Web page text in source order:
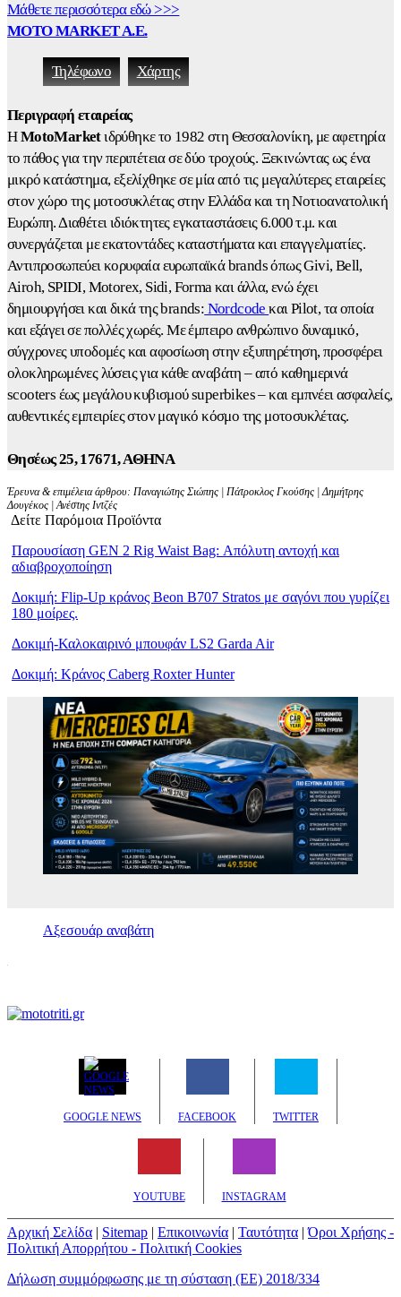
Μάθετε περισσότερα εδώ >>>
MOTO MARKET A.E.
Τηλέφωνο Χάρτης
Περιγραφή εταιρείας
ΗMotoMarketιδρύθηκε το 1982 στη Θεσσαλονίκη, με αφετηρία
το πάθος για την περιπέτεια σε δύο τροχούς. Ξεκινώντας ως ένα
μικρό κατάστημα, εξελίχθηκε σε μία από τις μεγαλύτερες εταιρείες
στον χώρο της μοτοσυκλέτας στην Ελλάδα και τη Νοτιοανατολική
Ευρώπη. Διαθέτει ιδιόκτητες εγκαταστάσεις 6.000 τ.μ. και
συνεργάζεται με εκατοντάδες καταστήματα και επαγγελματίες.
Αντιπροσωπεύει κορυφαία ευρωπαϊκά brands όπως Givi, Bell,
Airoh, SPIDI, Motorex, Sidi, Forma και άλλα, ενώ έχει
δημιουργήσει και δικά της brands: Nordcodeκαι Pilot, τα οποία
και εξάγει σε πολλές χωρές. Με έμπειρο ανθρώπινο δυναμικό,
σύγχρονες υποδομές και αφοσίωση στην εξυπηρέτηση, προσφέρει
ολοκληρωμένες λύσεις για κάθε αναβάτη – από καθημερινά
scooters έως μεγάλου κυβισμού superbikes – και εμπνέει ασφαλείς,
αυθεντικές εμπειρίες στον μαγικό κόσμο της μοτοσυκλέτας.
Θησέως 25, 17671, ΑΘΗΝΑ
Έρευνα & επιμέλεια άρθρου: Παναγιώτης Σιώπης | Πάτροκλος Γκούσης | Δημήτρης
Δουγέκος | Ανέστης Ιντζές
Δείτε Παρόμοια Προϊόντα
Παρουσίαση GEN 2 Rig Waist Bag: Απόλυτη αντοχή και
αδιαβροχοποίηση
Δοκιμή: Flip-Up κράνος Beon B707 Stratos με σαγόνι που γυρίζει
180 μοίρες.
Δοκιμή-Καλοκαιρινό μπουφάν LS2 Garda Air
Δοκιμή: Κράνος Caberg Roxter Hunter
Αξεσουάρ αναβάτη
GOOGLE NEWS FACEBOOK TWITTER
YOUTUBE INSTAGRAM
Αρχική Σελίδα | Sitemap | Επικοινωνία | Ταυτότητα |Όροι Χρήσης -
Πολιτική Απορρήτου - Πολιτική Cookies
Δήλωση συμμόρφωσης με τη σύσταση (ΕΕ) 2018/334